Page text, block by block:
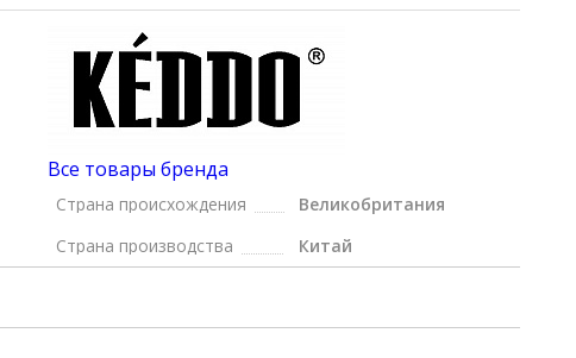
Все товары бренда
Страна происхождения
Великобритания
Страна производства
Китай